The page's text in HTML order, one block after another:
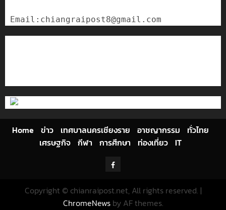
Home ข่าว เทศบาลนครเชียงราย อาชญากรรม
ทั่วไทย
เศรษฐกิจ กีฬา การศึกษา ท่องเที่ยว IT
Facebook
Copyright © chianraipost.net, All rights reserved. |
ChromeNewsby AF themes.